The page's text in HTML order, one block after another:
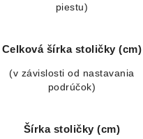
piestu)
Celková šírka stoličky (cm)
(v závislosti od nastavania
podrúčok)
Šírka stoličky (cm)